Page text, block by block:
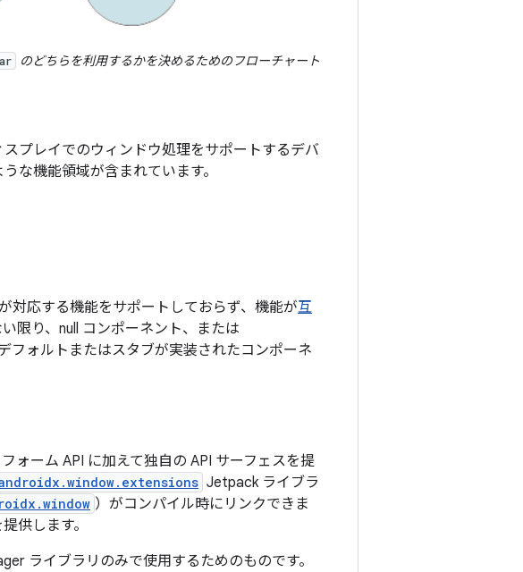
のどちらを利用するかを決めるためのフローチャート
プレイでのウィンドウ処理をサポートするデバ
な機能領域が含まれています。
対応する機能をサポートしておらず、機能が互
限り、null コンポーネント、または
フォルトまたはスタブが実装されたコンポーネ
ォーム API に加えて独自の API サーフェスを提
Jetpack ライブラ
）がコンパイル時にリンクできま
供します。
ライブラリのみで使用するためのものです。